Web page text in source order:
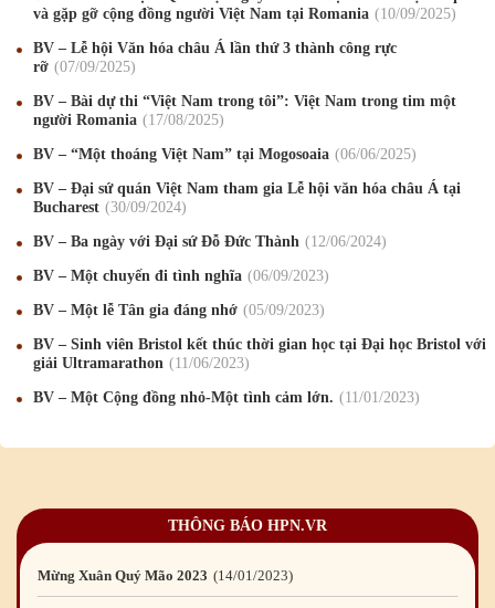
và gặp gỡ cộng đồng người Việt Nam tại Romania
10/09/2025
BV – Lễ hội Văn hóa châu Á lần thứ 3 thành công rực
rỡ
07/09/2025
BV – Bài dự thi “Việt Nam trong tôi”: Việt Nam trong tim một
người Romania
17/08/2025
BV – “Một thoáng Việt Nam” tại Mogosoaia 06/06/2025
BV – Đại sứ quán Việt Nam tham gia Lễ hội văn hóa châu Á tại
Bucharest
30/09/2024
BV – Ba ngày với Đại sứ Đỗ Đức Thành 12/06/2024
BV – Một chuyến đi tình nghĩa 06/09/2023
BV – Một lễ Tân gia đáng nhớ 05/09/2023
BV – Sinh viên Bristol kết thúc thời gian học tại Đại học Bristol với
giải Ultramarathon
11/06/2023
BV – Một Cộng đồng nhỏ-Một tình cảm lớn. 11/01/2023
THÔNG BÁO HPN.VR
Chúc mừng Giáng sinh và Năm mới 2020 24/12/2019
Chúc mừng Giáng sinh và Năm mới 2019 22/12
Mừng Xuân Bính Ngọ 2026 15/02/2026
Chúc mừng Giáng sinh và Năm mới 2026
Chúc mừng Giáng sinh và Năm mới 2025 24/12 /2024
Mừng Xuân Giáp Thìn 2024 09/02/2024
Mừng Xuân Quý Mão 2023 14/01/2023
Chúc mừng Giáng sinh và Năm mới 2023